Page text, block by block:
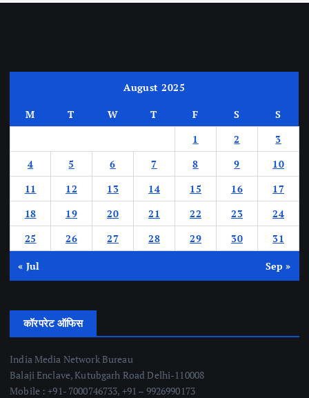
August 2025
M T W T F S
S
1
2
3
4
5 6 7 8 9
10
11
12 13 14 15 16
17
18
19 20 21 22 23
24
25
26 27 28 29 30 31
« Jul Sep »
कॉरपरेट ऑफिस
India Media Network Bureau
Balaji Enclave, Kutubgarh Road Delhi-110008
Mobile : +91- 7000746733, +91 – 9926990173